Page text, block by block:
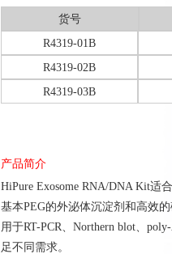
货号
R4319-01B
R4319-02B
R4319-03B
产品简介
HiPure Exosome RNA/DNA Kit适
基本PEG的外泌体沉淀剂和高效
用于RT-PCR、Northern blot、
足不同需求。